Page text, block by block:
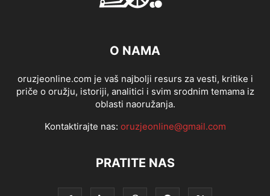
O NAMA
oruzjeonline.com je vaš najbolji resurs za vesti, kritike i
priče o oružju, istoriji, analitici i svim srodnim temama iz
oblasti naoružanja.
Kontaktirajte nas: oruzjeonline@gmail.com
PRATITE NAS